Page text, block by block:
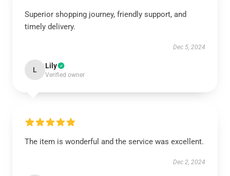
Superior shopping journey, friendly support, and
timely delivery.
Dec 5, 2024
L Lily
Verified owner
The item is wonderful and the service was excellent.
Dec 2, 2024